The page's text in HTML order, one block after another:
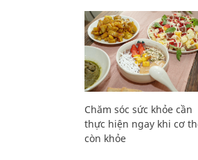
Chăm sóc sức khỏe cần
thực hiện ngay khi cơ
còn khỏe